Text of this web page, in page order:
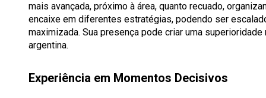
mais avançada, próximo à área, quanto recuado,
encaixe em diferentes estratégias, podendo ser
maximizada. Sua presença pode criar uma
argentina.
Experiência em Momentos Decisivos